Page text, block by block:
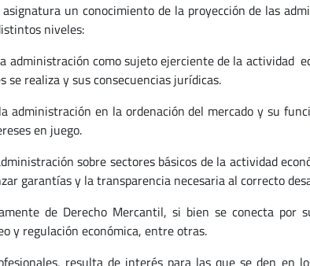
un conocimiento de la proyección de las
niveles:
administración como sujeto ejerciente de la actividad
se realiza y sus consecuencias jurídicas.
administración en la ordenación del mercado y su
en juego.
sobre sectores básicos de la actividad
garantías y la transparencia necesaria al correcto
de Derecho Mercantil, si bien se conecta por
y regulación económica, entre otras.
resulta de interés para las que se den en